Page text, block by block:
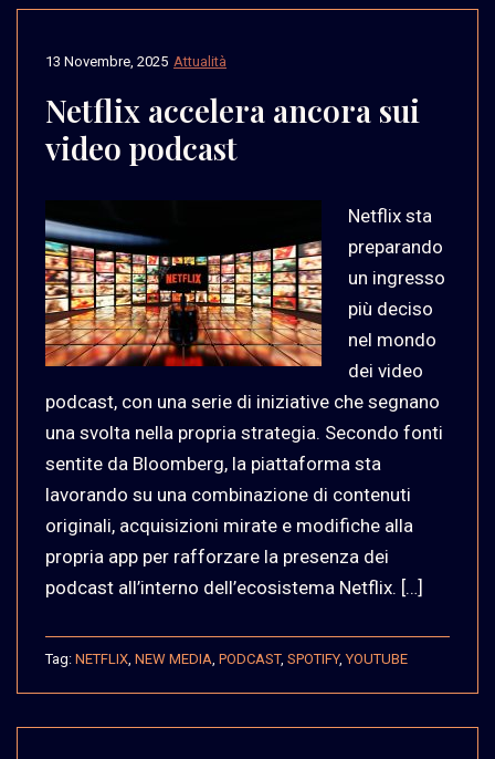
Attualità
13 Novembre, 2025
Netflix accelera ancora sui
video podcast
Netflix sta
preparando
un ingresso
più deciso
nel mondo
dei video
podcast, con una serie di iniziative che segnano
una svolta nella propria strategia. Secondo fonti
sentite da Bloomberg, la piattaforma sta
lavorando su una combinazione di contenuti
originali, acquisizioni mirate e modifiche alla
propria app per rafforzare la presenza dei
podcast all’interno dell’ecosistema Netflix. […]
Tag: NETFLIX NEW MEDIA PODCAST, SPOTIFY,YOUTUBE